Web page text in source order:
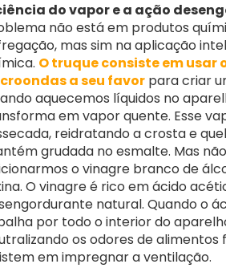
do vapor e a ação
não está em produtos
mas sim na aplicação
O truque consiste em
a seu favor para criar
aquecemos líquidos no
em vapor quente. Esse
reidratando a crosta e
grudada no esmalte. Mas
o vinagre branco de
O vinagre é rico em ácido
natural. Quando o
por todo o interior do
os odores de alimentos
em impregnar a ventilação.